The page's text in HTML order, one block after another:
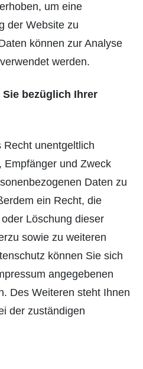
um eine
der Website zu
können zur Analyse
werden.
Sie bezüglich Ihrer
Recht unentgeltlich
Empfänger und Zweck
Daten zu
ein Recht, die
Löschung dieser
sowie zu weiteren
können Sie sich
angegebenen
Des Weiteren steht Ihnen
der zuständigen